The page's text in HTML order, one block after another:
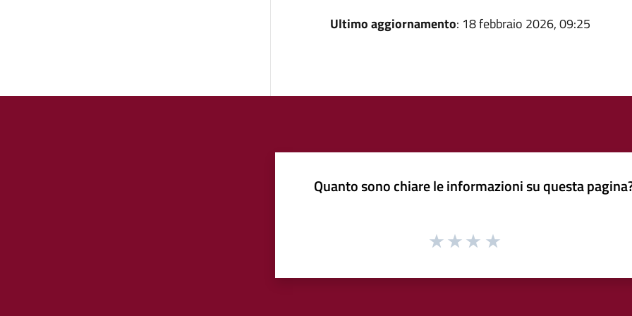
Ultimo aggiornamento: 18 febbraio 2026, 09:25
Quanto sono chiare le informazioni su questa